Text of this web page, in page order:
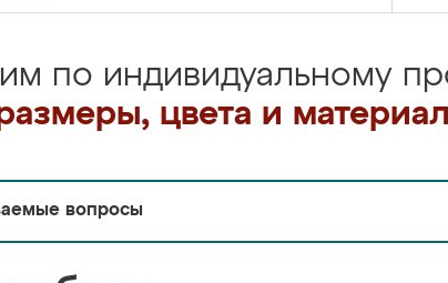
по индивидуальному
цвета и
вопросы